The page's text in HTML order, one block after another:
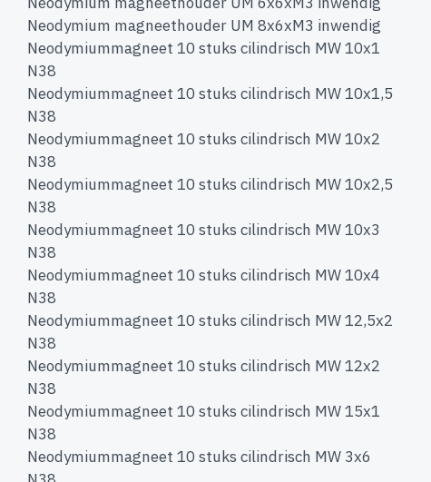
Neodymium magneethouder UM 8x6xM3 inwendig
Neodymiummagneet 10 stuks cilindrisch MW 10x1
N38
Neodymiummagneet 10 stuks cilindrisch MW 10x1,5
N38
Neodymiummagneet 10 stuks cilindrisch MW 10x2
N38
Neodymiummagneet 10 stuks cilindrisch MW 10x2,5
N38
Neodymiummagneet 10 stuks cilindrisch MW 10x3
N38
Neodymiummagneet 10 stuks cilindrisch MW 10x4
N38
Neodymiummagneet 10 stuks cilindrisch MW 12,5x2
N38
Neodymiummagneet 10 stuks cilindrisch MW 12x2
N38
Neodymiummagneet 10 stuks cilindrisch MW 15x1
N38
Neodymiummagneet 10 stuks cilindrisch MW 3x6